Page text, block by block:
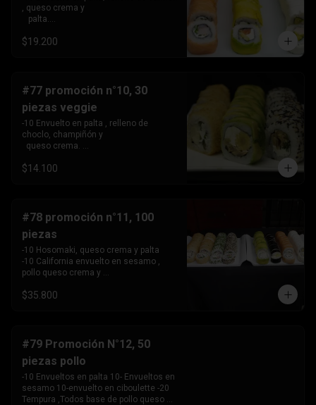
, queso crema y
   palta.
camarón, queso crema
$19.200
#77 promoción n°10, 30
piezas veggie
-10 Envuelto en palta , relleno de
choclo, champiñón y
  queso crema.
champiñón , queso
$14.100
#78 promoción n°11, 100
piezas
-10 Hosomaki, queso crema y palta
-10 California envuelto en sesamo ,
pollo queso crema y
-10 California envuelto en ciboulette ,
    cebollín.
-10 envuelto en palta , salmon, queso
crema y cebollín
-10 Envuelto en queso crema, palmito,
palta.
-10 Tempura, kanikama y palta
$35.800
#79 Promoción N°12, 50
piezas pollo
-10 Envueltos en palta 10- Envueltos en
sesamo 10-envuelto en ciboulette -20
Tempura ,Todos base de pollo queso